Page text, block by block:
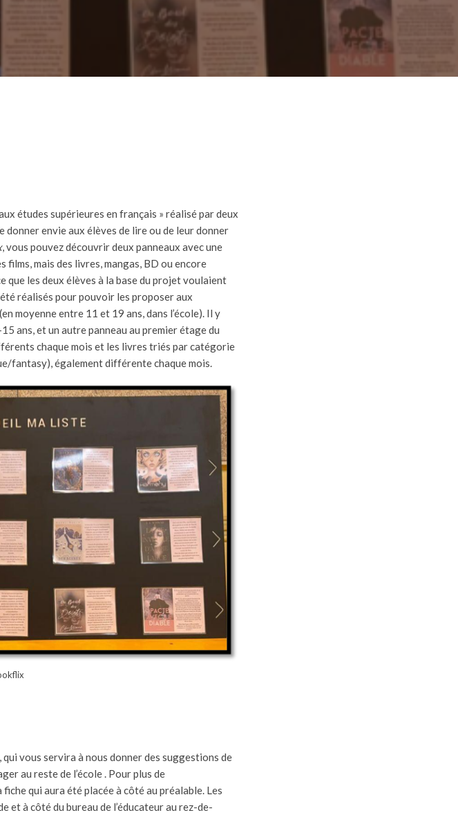
études supérieures en français » réalisé par deux
donner envie aux élèves de lire ou de leur donner
, vous pouvez découvrir deux panneaux avec une
mais des livres, mangas, BD ou encore
que les deux élèves à la base du projet voulaient
réalisés pour pouvoir les proposer aux
moyenne entre 11 et 19 ans, dans l’école). Il y
ans, et un autre panneau au premier étage du
chaque mois et les livres triés par catégorie
fantasy), également différente chaque mois.
vous servira à nous donner des suggestions de
au reste de l’école . Pour plus de
qui aura été placée à côté au préalable. Les
et à côté du bureau de l’éducateur au rez-de-